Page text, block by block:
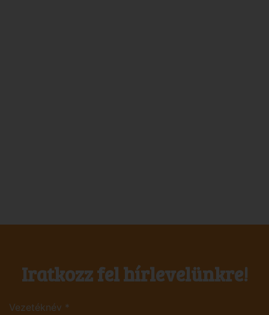
Iratkozz fel hírlevelünkre!
Vezetéknév *